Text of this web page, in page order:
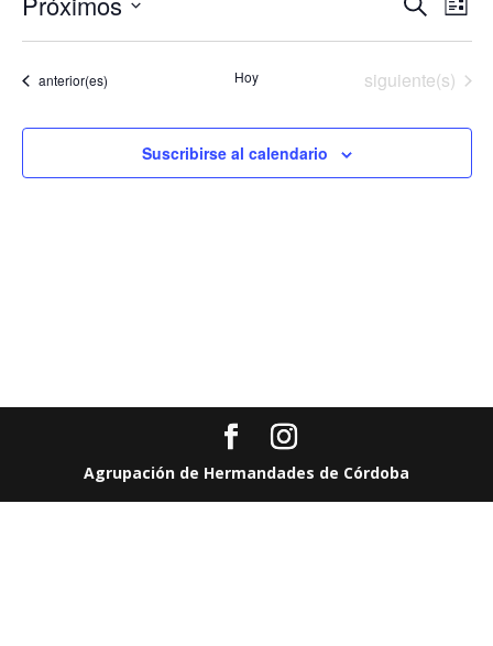
de
y
de
de
Lista
fecha.
Eventos
anterior(es) Hoy Eventos
siguiente(s)
Suscribirse al calendario
Agrupación de Hermandades de Córdoba